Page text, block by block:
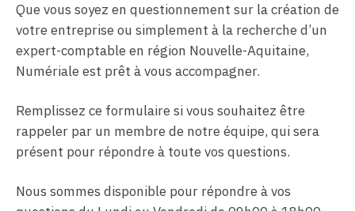
Que vous soyez en questionnement sur la création de
votre entreprise ou simplement à la recherche d’un
expert-comptable en région Nouvelle-Aquitaine,
Numériale est prêt à vous accompagner.
Remplissez ce formulaire si vous souhaitez être
rappeler par un membre de notre équipe, qui sera
présent pour répondre à toute vos questions.
Nous sommes disponible pour répondre à vos